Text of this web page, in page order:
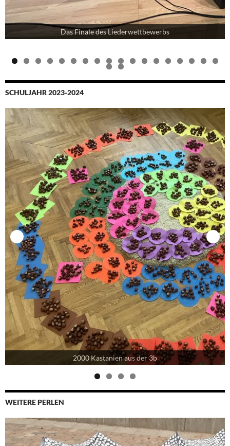
Das Finale des Liederwettbewerbs
0 1 2 3 4 5 6 7 8
9 0
SCHULJAHR 2023-2024
2000 Kastanien aus der 3b
WEITERE PERLEN